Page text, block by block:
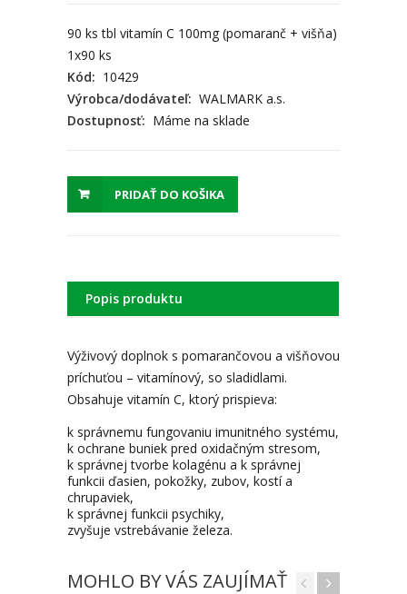
90 ks tbl vitamín C 100mg (pomaranč + višňa)
1x90 ks
Kód: 10429
Výrobca/dodávateľ: WALMARK a.s.
Dostupnosť: Máme na sklade
PRIDAŤ DO KOŠIKA
Popis produktu
Výživový doplnok s pomarančovou a višňovou
príchuťou – vitamínový, so sladidlami.
Obsahuje vitamín C, ktorý prispieva:
k správnemu fungovaniu imunitného systému,
k ochrane buniek pred oxidačným stresom,
k správnej tvorbe kolagénu a k správnej
funkcii ďasien, pokožky, zubov, kostí a
chrupaviek,
k správnej funkcii psychiky,
zvyšuje vstrebávanie železa.
MOHLO BY VÁS ZAUJÍMAŤ